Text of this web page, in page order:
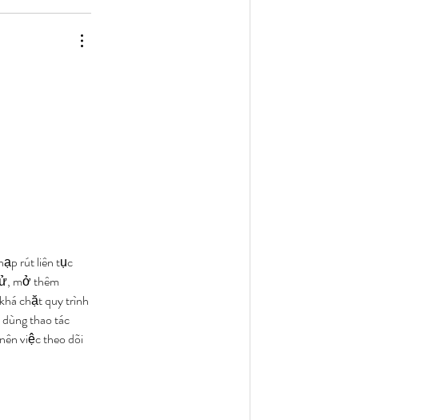
rút liên tục
mở thêm
chặt quy trình
thao tác
việc theo dõi